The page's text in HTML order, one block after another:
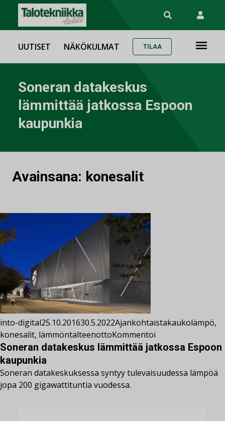
UUTISET NÄKÖKULMAT TILAA
Soneran datakeskus
lämmittää jatkossa Espoon
kaupunkia
Avainsana: konesalit
into-digital25.10.201630.5.2022Ajankohtaistakaukolämpö,
konesalit, lämmöntalteenottoKommentoi
Soneran datakeskus lämmittää jatkossa Espoon
kaupunkia
Soneran datakeskuksessa syntyy tulevaisuudessa lämpöä
jopa 200 gigawattituntia vuodessa.